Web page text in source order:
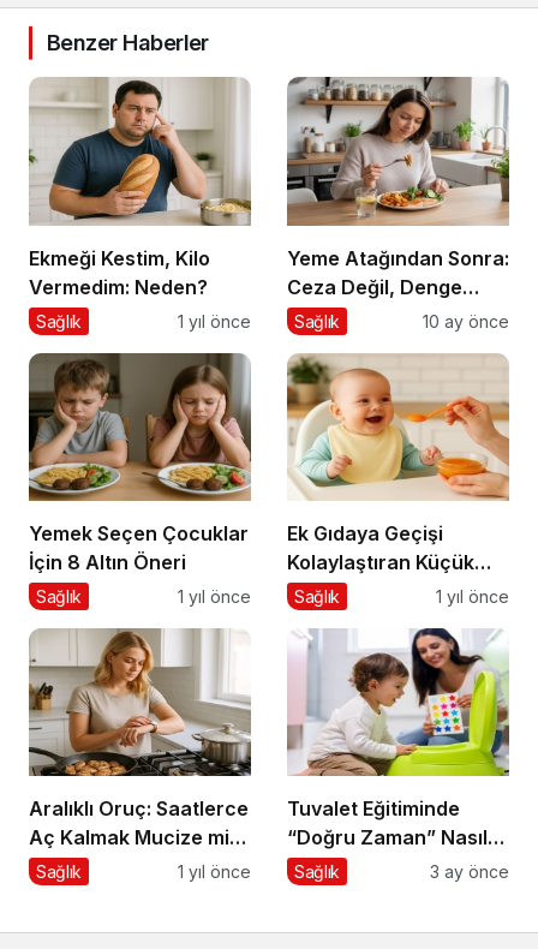
Benzer Haberler
Ekmeği Kestim, Kilo
Vermedim: Neden?
Sağlık 1 yıl önce
Yeme Atağından Sonra:
Ceza Değil, Denge
Zamanı
Sağlık 10 ay önce
Yemek Seçen Çocuklar
İçin 8 Altın Öneri
Sağlık 1 yıl önce
Ek Gıdaya Geçişi
Kolaylaştıran Küçük
Sırlar
Sağlık 1 yıl önce
Aralıklı Oruç: Saatlerce
Aç Kalmak Mucize mi,
Geçici Bir Trend Mi?
Sağlık 1 yıl önce
Tuvalet Eğitiminde
“Doğru Zaman” Nasıl
Anlaşılır?
Sağlık 3 ay önce